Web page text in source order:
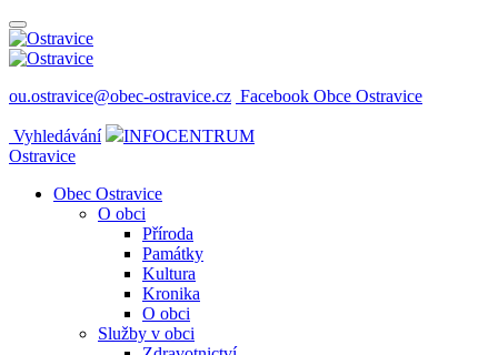
ou.ostravice@obec-ostravice.cz Facebook Obce Ostravice
Vyhledávání
INFOCENTRUM
Ostravice
Obec Ostravice
O obci
Příroda
Památky
Kultura
Kronika
O obci
Služby v obci